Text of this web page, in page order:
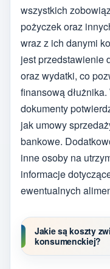
wszystkich
pożyczek oraz
wraz z ich danymi
jest przedstawienie
oraz wydatki, co
finansową
dokumenty
jak umowy
bankowe.
inne osoby na
informacje
ewentualnych
Jakie są koszty
konsumenckiej?